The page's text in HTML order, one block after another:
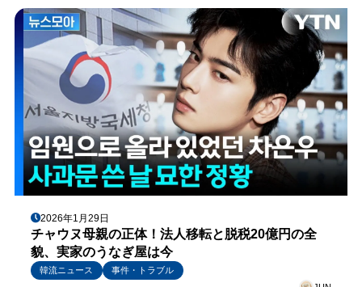
2026年1月29日
チャウヌ母親の正体！法人移転と脱税20億円の全
貌、実家のうなぎ屋は今
韓流ニュース
事件・トラブル